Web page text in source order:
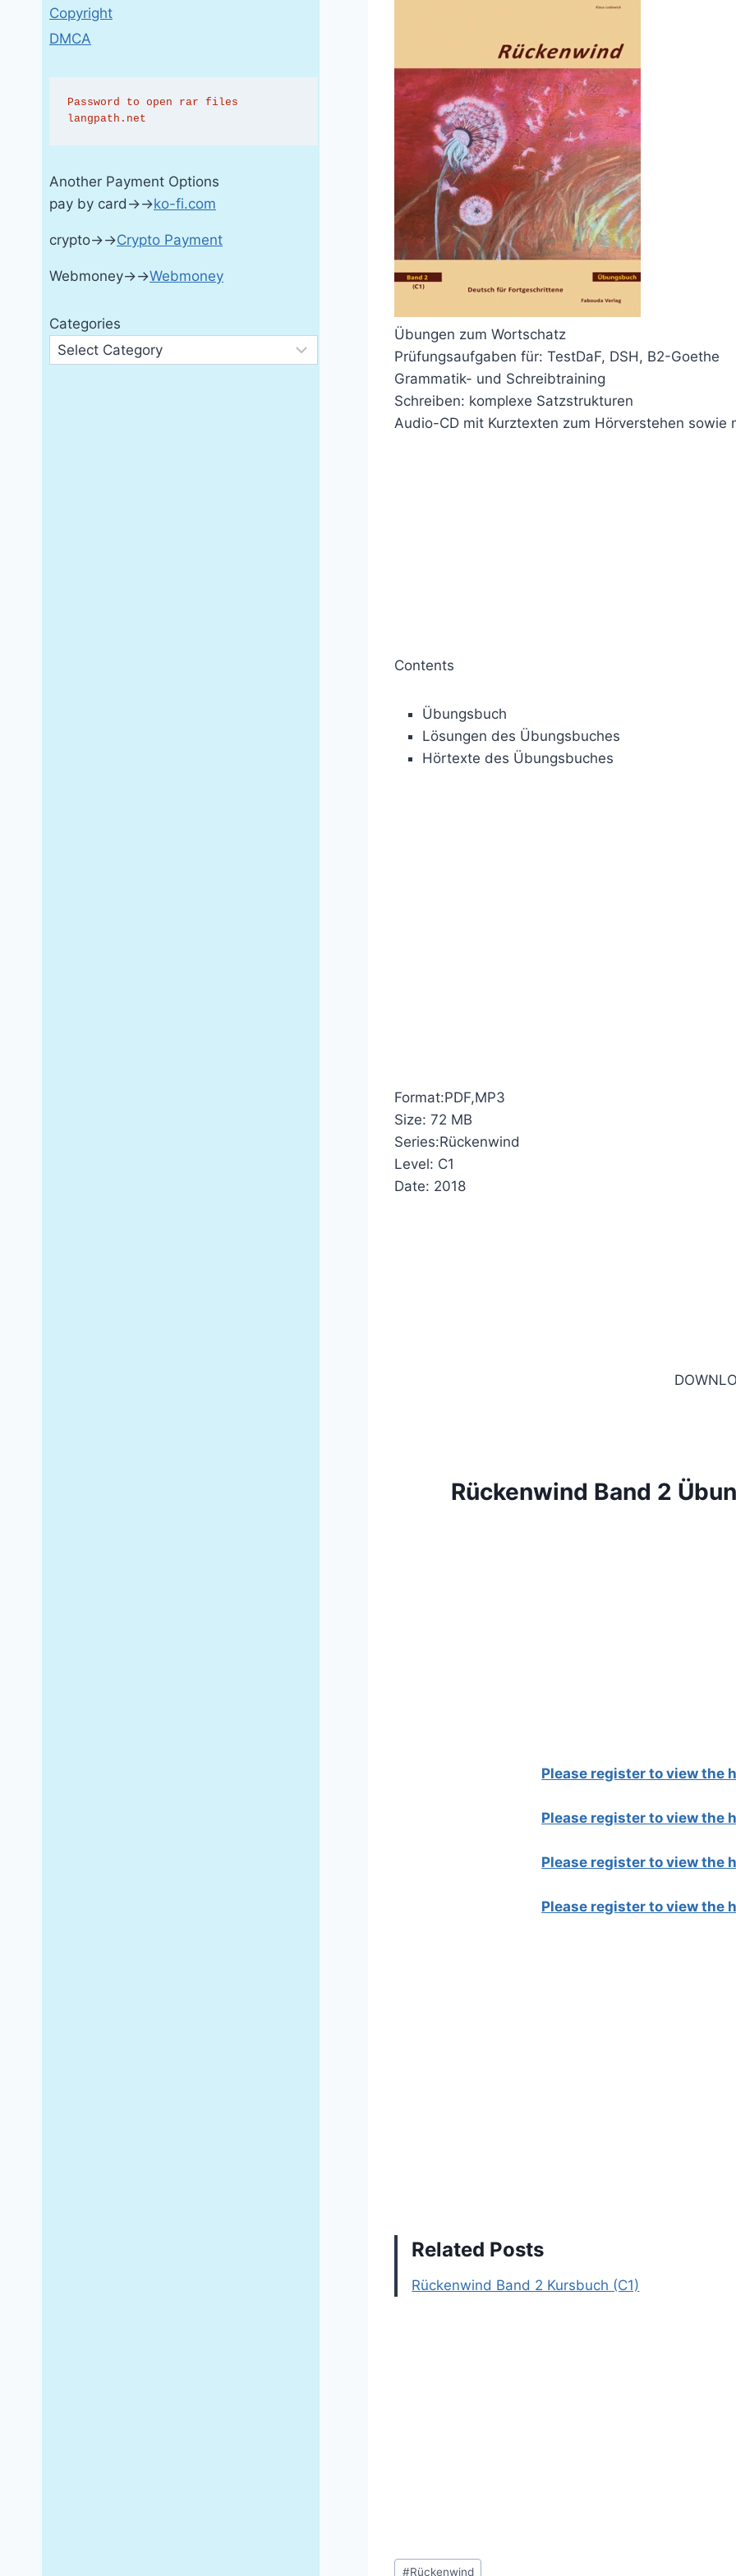
Übungen zum Wortschatz
Prüfungsaufgaben für: TestDaF, DSH, B2-Goethe
Grammatik- und Schreibtraining
Schreiben: komplexe Satzstrukturen
Audio-CD mit Kurztexten zum Hörverstehen
Contents
Übungsbuch
Lösungen des Übungsbuches
Hörtexte des Übungsbuches
Format:PDF,MP3
Size: 72 MB
Series:Rückenwind
Level: C1
Date: 2018
Rückenwind Band 2
Please register to view the
Please register to view the
Please register to view the
Please register to view the
Related Posts
Rückenwind Band 2 Kursbuch (C1)
Post
#Rückenwind
Copyright
DMCA
Password to open rar files
langpath.net
Another Payment Options
pay by card→→ko-fi.com
crypto→→Crypto Payment
Webmoney→→Webmoney
Categories